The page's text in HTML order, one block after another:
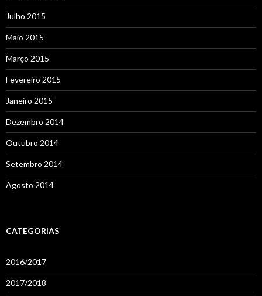
Julho 2015
Maio 2015
Março 2015
Fevereiro 2015
Janeiro 2015
Dezembro 2014
Outubro 2014
Setembro 2014
Agosto 2014
CATEGORIAS
2016/2017
2017/2018